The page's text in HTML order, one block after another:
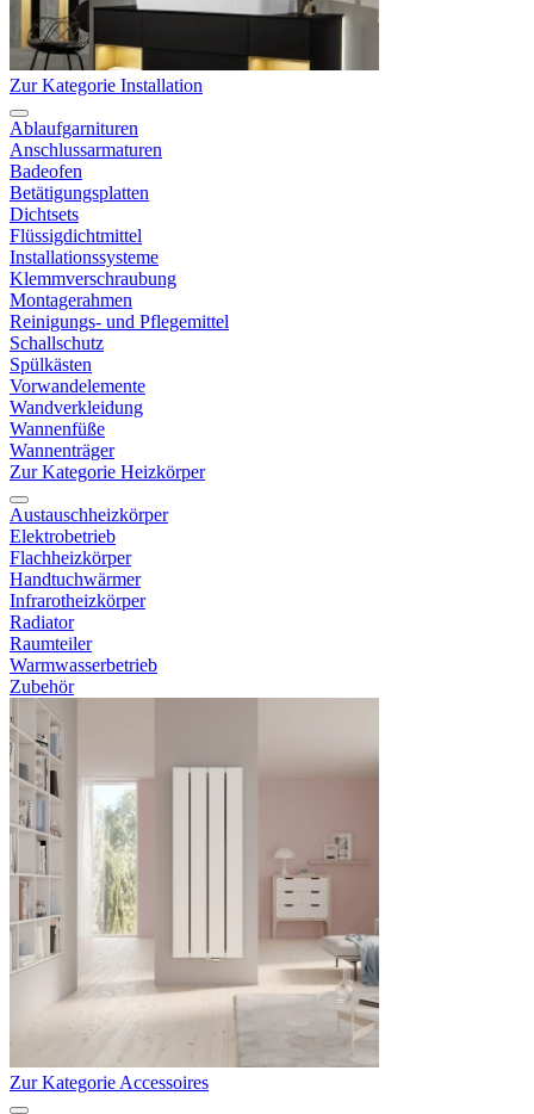
Zur Kategorie Installation
Ablaufgarnituren
Anschlussarmaturen
Badeofen
Betätigungsplatten
Dichtsets
Flüssigdichtmittel
Installationssysteme
Klemmverschraubung
Montagerahmen
Reinigungs- und Pflegemittel
Schallschutz
Spülkästen
Vorwandelemente
Wandverkleidung
Wannenfüße
Wannenträger
Zur Kategorie Heizkörper
Austauschheizkörper
Elektrobetrieb
Flachheizkörper
Handtuchwärmer
Infrarotheizkörper
Radiator
Raumteiler
Warmwasserbetrieb
Zubehör
Zur Kategorie Accessoires